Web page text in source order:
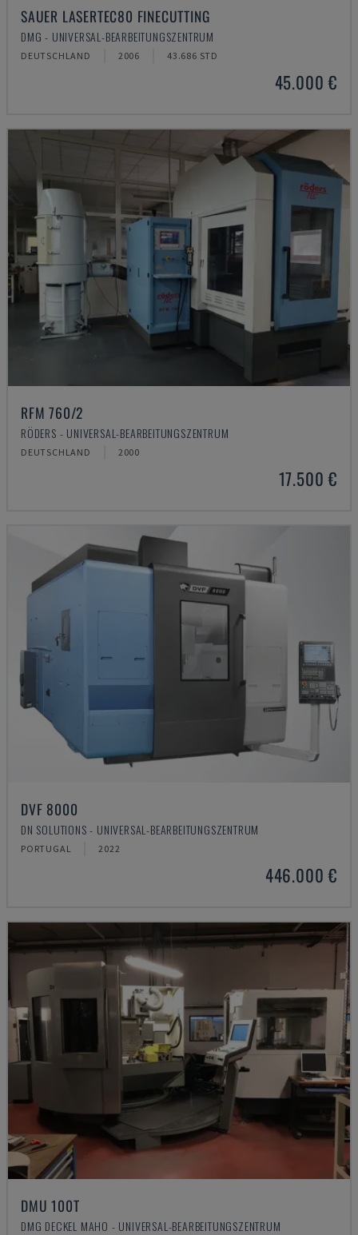
SAUER LASERTEC80 FINECUTTING
DMG - UNIVERSAL-BEARBEITUNGSZENTRUM
DEUTSCHLAND 2006 43.686 STD
45.000 €
RFM 760/2
RÖDERS - UNIVERSAL-BEARBEITUNGSZENTRUM
DEUTSCHLAND 2000
17.500 €
DVF 8000
DN SOLUTIONS - UNIVERSAL-BEARBEITUNGSZENTRUM
PORTUGAL 2022
446.000 €
DMU 100T
DMG DECKEL MAHO - UNIVERSAL-BEARBEITUNGSZENTRUM